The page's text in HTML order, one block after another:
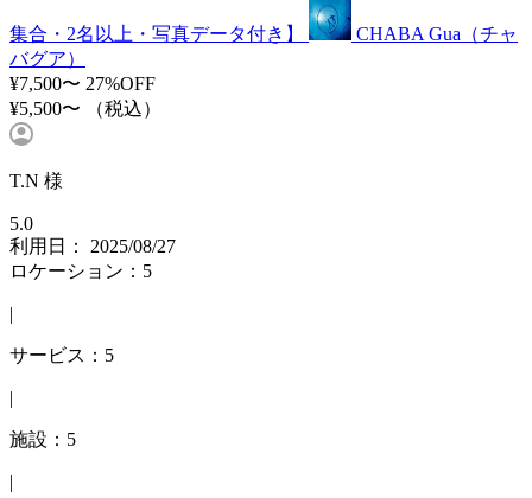
集合・2名以上・写真データ付き】
CHABA Gua（チャ
バグア）
¥7,500〜 27%OFF
¥5,500〜
（税込）
T.N 様
5.0
利用日： 2025/08/27
ロケーション：5
|
サービス：5
|
施設：5
|